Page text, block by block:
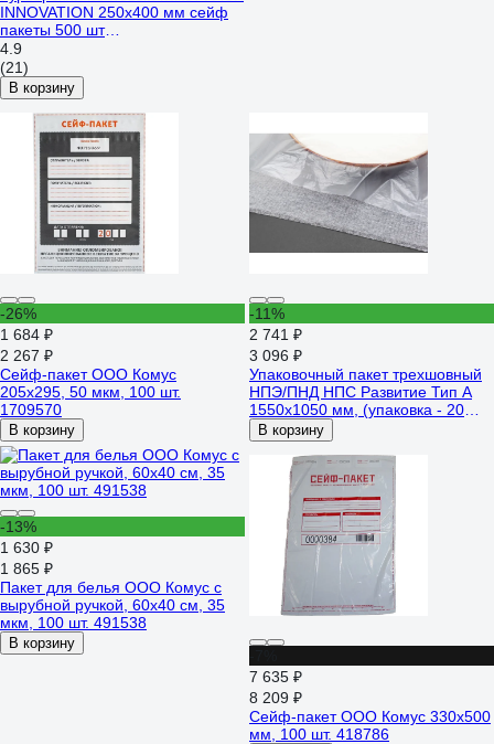
INNOVATION 250x400 мм сейф
пакеты 500 шт
IP0KPKK0254035.50-500
4.9
(21)
В корзину
-26%
1 684 ₽
2 267 ₽
Сейф-пакет ООО Комус
205x295, 50 мкм, 100 шт.
1709570
В корзину
-11%
2 741 ₽
3 096 ₽
Упаковочный пакет трехшовный
НПЭ/ПНД НПС Развитие Тип А
1550x1050 мм, (упаковка - 20
шт.) 14062027
В корзину
-13%
1 630 ₽
1 865 ₽
Пакет для белья ООО Комус с
вырубной ручкой, 60x40 см, 35
мкм, 100 шт. 491538
В корзину
7 635 ₽
8 209 ₽
Сейф-пакет ООО Комус 330x500
мм, 100 шт. 418786